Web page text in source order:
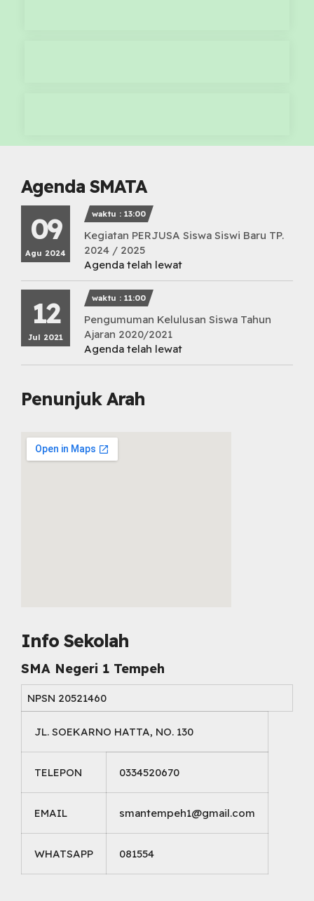
Agenda SMATA
09
Agu 2024
waktu : 13:00
Kegiatan PERJUSA Siswa Siswi Baru TP.
2024 / 2025
Agenda telah lewat
12
Jul 2021
waktu : 11:00
Pengumuman Kelulusan Siswa Tahun
Ajaran 2020/2021
Agenda telah lewat
Penunjuk Arah
Info Sekolah
SMA Negeri 1 Tempeh
NPSN 20521460
JL. SOEKARNO HATTA, NO. 130
TELEPON 0334520670
EMAIL smantempeh1@gmail.com
WHATSAPP 081554